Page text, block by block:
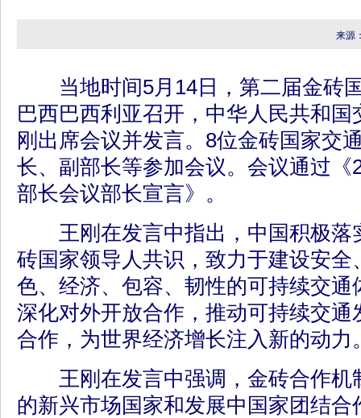
来源
当地时间5月14日，第二届金砖
巴西巴西利亚召开，中华人民共和
刚出席会议并发言。8位金砖国家交
长、副部长等参加会议。会议通过《
部长会议部长宣言》。
王刚在发言中指出，中国积极落
砖国家领导人共识，致力于建设安全
色、经济、包容、韧性的可持续交通
深化对外开放合作，推动可持续交通
合作，为世界经济增长注入新的动
王刚在发言中强调，金砖合作机
的新兴市场国家和发展中国家团结